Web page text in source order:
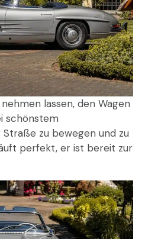
lassen, den Wagen
schönstem
zu bewegen und zu
perfekt, er ist bereit zur